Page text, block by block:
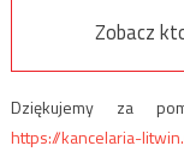
Zobacz
Dziękujemy za
https://kancelaria-